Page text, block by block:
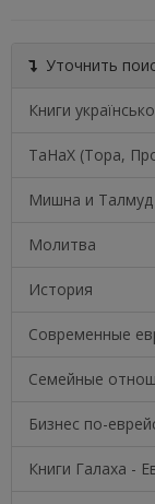
Уточнить
Книги
ТаНаХ (Тора,
Мишна и Талмуд
Молитва
История
Современные
Семейные
Бизнес по-
Книги Галаха -